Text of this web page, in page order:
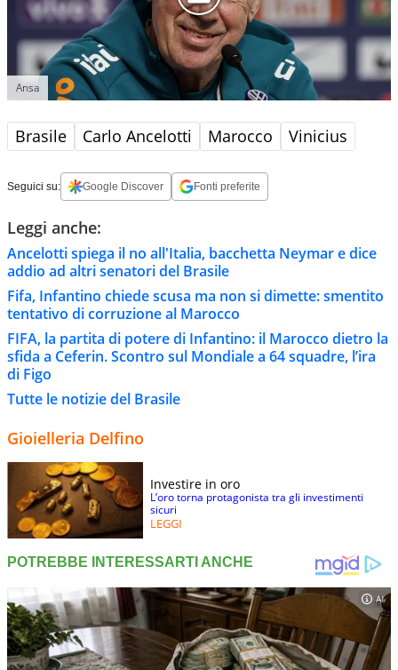
Ansa
Brasile Carlo Ancelotti Marocco Vinicius
Seguici su: Google Discover Fonti preferite
Leggi anche:
Ancelotti spiega il no all'Italia, bacchetta Neymar e dice
addio ad altri senatori del Brasile
Fifa, Infantino chiede scusa ma non si dimette: smentito
tentativo di corruzione al Marocco
FIFA, la partita di potere di Infantino: il Marocco dietro la
sfida a Ceferin. Scontro sul Mondiale a 64 squadre, l’ira
di Figo
Tutte le notizie del Brasile
Gioielleria Delfino
Investire in oro
L’oro torna protagonista tra gli investimenti
sicuri
LEGGI